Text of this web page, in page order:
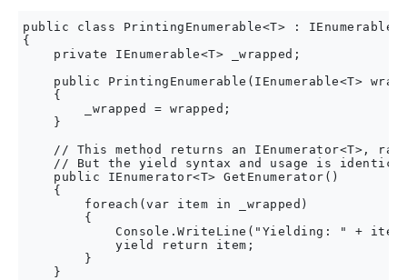
public class PrintingEnumerable<T> :
{
    private IEnumerable<T> _wrapped;
public PrintingEnumerable(IEnumerable<T>
    {
        _wrapped = wrapped;
    }
// This method returns an IEnumerator<T>,
// But the yield syntax and usage is
    public IEnumerator<T> GetEnumerator()
    {
        foreach(var item in _wrapped)
        {
Console.WriteLine("Yielding: " +
            yield return item;
        }
    }